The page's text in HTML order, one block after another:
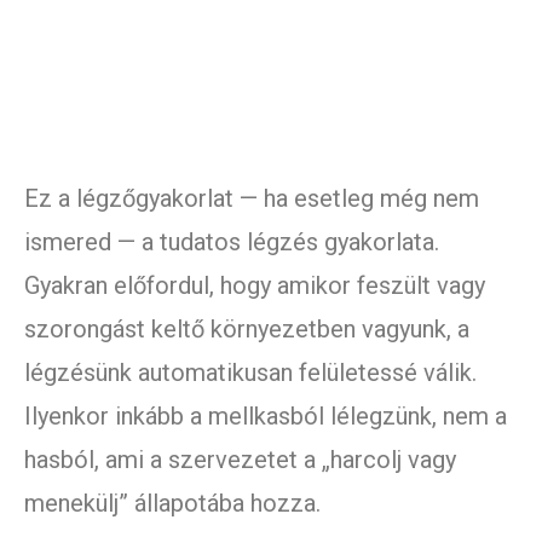
Ez a légzőgyakorlat — ha esetleg még nem
ismered — a tudatos légzés gyakorlata.
Gyakran előfordul, hogy amikor feszült vagy
szorongást keltő környezetben vagyunk, a
légzésünk automatikusan felületessé válik.
Ilyenkor inkább a mellkasból lélegzünk, nem a
hasból, ami a szervezetet a „harcolj vagy
menekülj” állapotába hozza.